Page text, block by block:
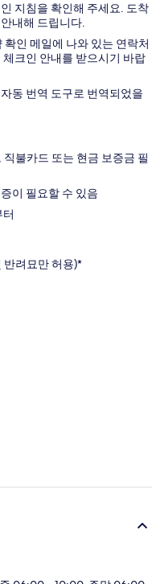
지침을 확인해 주세요. 도착
내해 드립니다.
인 메일에 나와 있는 연락처
크인 안내를 받으시기 바랍
동 번역 도구로 번역되었을
불카드 또는 현금 보증금 필
이 필요할 수 있음
반려묘만 허용)*